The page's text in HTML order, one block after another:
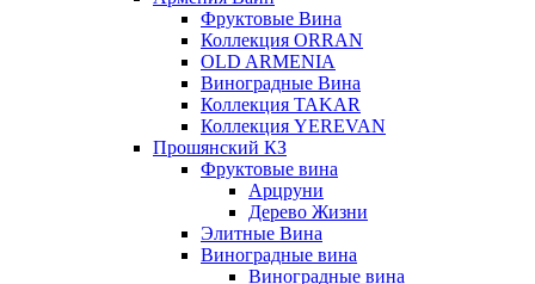
Фруктовые Вина
Коллекция ORRAN
OLD ARMENIA
Виноградные Вина
Коллекция TAKAR
Коллекция YEREVAN
Прошянский КЗ
Фруктовые вина
Арцруни
Дерево Жизни
Элитные Вина
Виноградные вина
Виноградные вина